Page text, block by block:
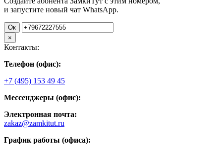
и запустите новый чат WhatsApp.
Ок
×
Контакты:
Телефон (офис):
+7 (495) 153 49 45
Мессенджеры (офис):
Электронная почта:
zakaz@zamkitut.ru
График работы (офиса):